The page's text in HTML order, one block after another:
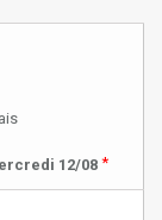
12/08*